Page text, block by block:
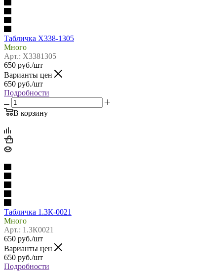
Табличка Х338-1305
Много
Арт.: Х3381305
650 руб./шт
Варианты цен
650 руб./шт
Подробности
В корзину
Табличка 1.3К-0021
Много
Арт.: 1.3К0021
650 руб./шт
Варианты цен
650 руб./шт
Подробности